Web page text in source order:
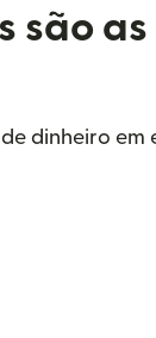
são
dinheiro em